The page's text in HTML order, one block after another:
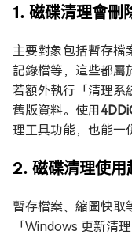
1. 磁碟清理會刪
主要對象包括暫存檔
記錄檔等，這些都屬
若額外執行「清理系
舊版資料。使用
理工具功能，也能一
2. 磁碟清理使用
暫存檔案、縮圖快取
「Windows 更新清